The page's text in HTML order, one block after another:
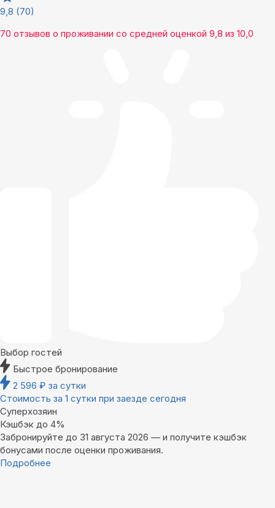
9,8 (70)
70 отзывов о проживании со средней оценкой 9,8 из 10,0
Выбор гостей
Быстрое бронирование
2 596 ₽ за сутки
Стоимость за 1 сутки при заезде сегодня
Суперхозяин
Кэшбэк до 4%
Забронируйте до 31 августа 2026 — и получите кэшбэк
бонусами после оценки проживания.
Подробнее